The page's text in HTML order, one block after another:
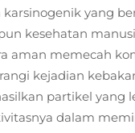
yang
kesehatan
aman memecah
kejadian
partikel yang
dalam